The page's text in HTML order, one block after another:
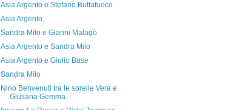
Asia Argento e Stefano Buttafuoco
Asia Argento
Sandra Milo e Gianni Malagò
Asia Argento e Sandra Milo
Asia Argento e Giulio Base
Sandra Milo
Nino Benvenuti tra le sorelle Vera e
Giuliana Gemma